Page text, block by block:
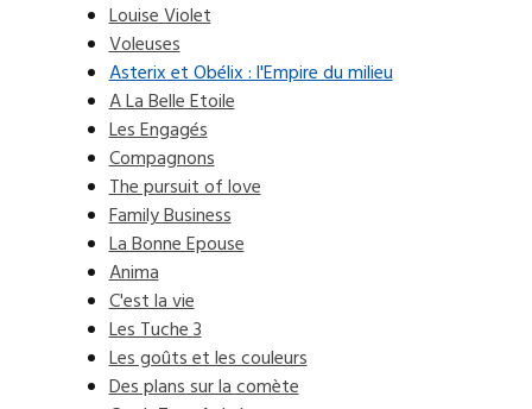
Louise Violet
Voleuses
Asterix et Obélix : l'Empire du milieu
A La Belle Etoile
Les Engagés
Compagnons
The pursuit of love
Family Business
La Bonne Epouse
Anima
C'est la vie
Les Tuche 3
Les goûts et les couleurs
Des plans sur la comète